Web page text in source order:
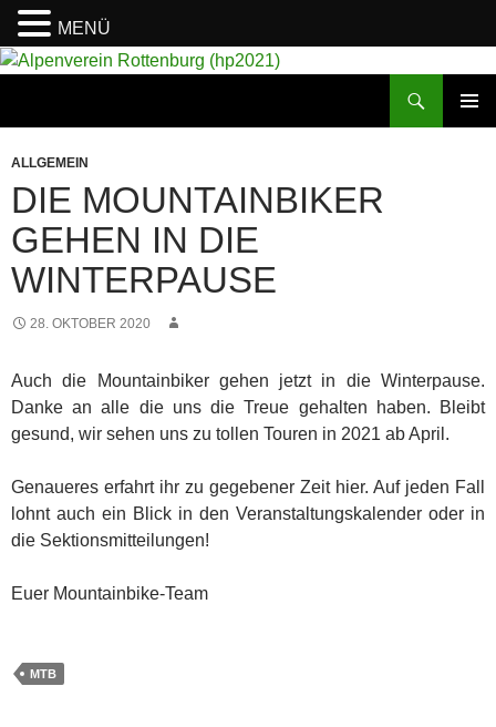
SPRINGEN
ALLGEMEIN
DIE MOUNTAINBIKER
GEHEN IN DIE
WINTERPAUSE
28. OKTOBER 2020
Auch die Mountainbiker gehen jetzt in die Winterpause.
Danke an alle die uns die Treue gehalten haben. Bleibt
gesund, wir sehen uns zu tollen Touren in 2021 ab April.
Genaueres erfahrt ihr zu gegebener Zeit hier. Auf jeden Fall
lohnt auch ein Blick in den Veranstaltungskalender oder in
die Sektionsmitteilungen!
Euer Mountainbike-Team
MTB
MENÜ